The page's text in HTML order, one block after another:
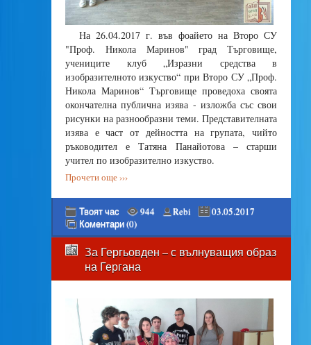
На 26.04.2017 г. във фоайето на Второ СУ
"Проф. Никола Маринов" град Търговище,
учениците клуб „Изразни средства в
изобразителното изкуство“ при Второ СУ „Проф.
Никола Маринов“ Търговище проведоха своята
окончателна публична изява - изложба със свои
рисунки на разнообразни теми. Представителната
изява е част от дейността на групата, чийто
ръководител е Татяна Панайотова – старши
учител по изобразително изкуство.
Прочети още ›››
Твоят час 944 Rebi
03.05.2017
Коментари (0)
За Гергьовден – с вълнуващия образ
на Гергана